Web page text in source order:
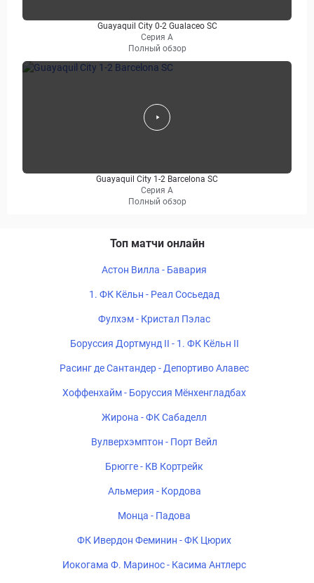
Guayaquil City 0-2 Gualaceo SC
Серия А
Полный обзор
Guayaquil City 1-2 Barcelona SC
Серия А
Полный обзор
Топ матчи онлайн
Астон Вилла - Бавария
1. ФК Кёльн - Реал Сосьедад
Фулхэм - Кристал Пэлас
Боруссия Дортмунд II - 1. ФК Кёльн II
Расинг де Сантандер - Депортиво Алавес
Хоффенхайм - Боруссия Мёнхенгладбах
Жирона - ФК Сабаделл
Вулверхэмптон - Порт Вейл
Брюгге - КВ Кортрейк
Альмерия - Кордова
Монца - Падова
ФК Ивердон Феминин - ФК Цюрих
Иокогама Ф. Маринос - Касима Антлерс